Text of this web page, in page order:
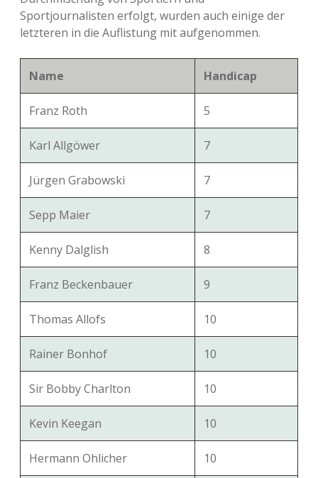
Sportjournalisten erfolgt, wurden auch einige der
letzteren in die Auflistung mit aufgenommen.
Name Handicap
Franz Roth 5
Karl Allgöwer 7
Jürgen Grabowski 7
Sepp Maier 7
Kenny Dalglish 8
Franz Beckenbauer 9
Thomas Allofs 10
Rainer Bonhof 10
Sir Bobby Charlton 10
Kevin Keegan 10
Hermann Ohlicher 10